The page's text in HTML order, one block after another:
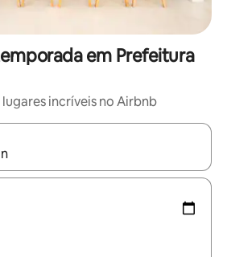
em Prefeitura
incríveis no Airbnb
estiverem disponíveis, explore-os